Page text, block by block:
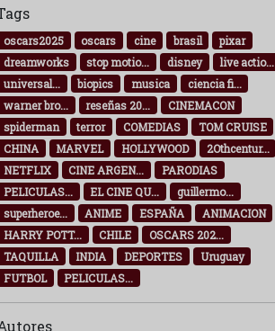
oscars2025 oscars cine brasil
pixar
dreamworks
stop motio... disney
live actio...
universal...
biopics musica
ciencia fi...
warner bro...
reseñas 20...
CINEMACON
spiderman
terror COMEDIAS
TOM CRUISE
CHINA
MARVEL HOLLYWOOD
2Othcentur...
NETFLIX
CINE ARGEN...
PARODIAS
PELICULAS...
EL CINE QU...
guillermo...
superheroe...
ANIME ESPAÑA
ANIMACION
HARRY POTT...
CHILE
OSCARS 202...
TAQUILLA
INDIA DEPORTES
Uruguay
FUTBOL
PELICULAS...